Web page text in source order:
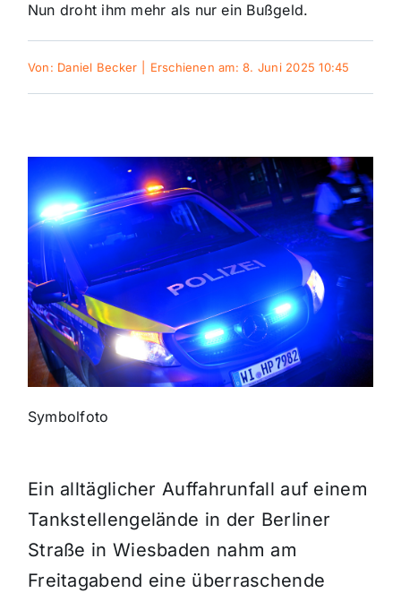
Polizeimeldungen
Themen und Termine
Gewinnspiele
Nun droht ihm mehr als nur ein Bußgeld.
Von: Daniel Becker Erschienen am: 8. Juni 2025 10:45
Symbolfoto
Ein alltäglicher Auffahrunfall auf einem
Tankstellengelände in der Berliner
Straße in Wiesbaden nahm am
Freitagabend eine überraschende